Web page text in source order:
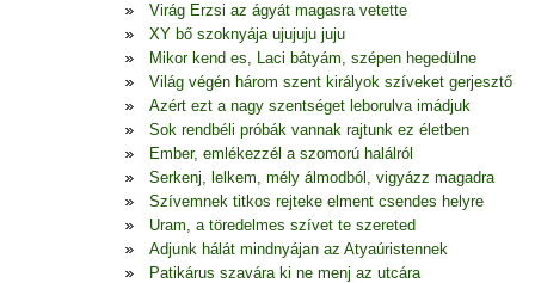
Virág Erzsi az ágyát magasra vetette
XY bő szoknyája ujujuju juju
Mikor kend es, Laci bátyám, szépen hegedülne
Világ végén három szent királyok szíveket gerjesztő
Azért ezt a nagy szentséget leborulva imádjuk
Sok rendbéli próbák vannak rajtunk ez életben
Ember, emlékezzél a szomorú halálról
Serkenj, lelkem, mély álmodból, vigyázz magadra
Szívemnek titkos rejteke elment csendes helyre
Uram, a töredelmes szívet te szereted
Adjunk hálát mindnyájan az Atyaúristennek
Patikárus szavára ki ne menj az utcára